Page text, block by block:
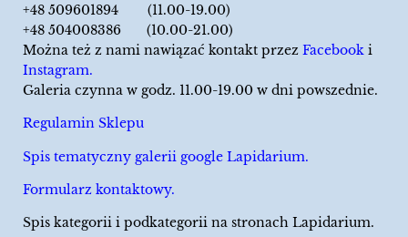
+48 509601894 (11.00-19.00)
+48 504008386 (10.00-21.00)
Można też z nami nawiązać kontakt przez Facebook i
Instagram.
Galeria czynna w godz. 11.00-19.00 w dni powszednie.
Regulamin Sklepu
Spis tematyczny galerii google Lapidarium.
Formularz kontaktowy.
Spis kategorii i podkategorii na stronach Lapidarium.